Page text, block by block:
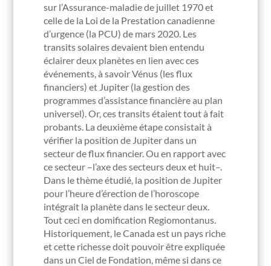
sur l’Assurance-maladie de juillet 1970 et
celle de la Loi de la Prestation canadienne
d’urgence (la PCU) de mars 2020. Les
transits solaires devaient bien entendu
éclairer deux planètes en lien avec ces
événements, à savoir Vénus (les flux
financiers) et Jupiter (la gestion des
programmes d’assistance financière au plan
universel). Or, ces transits étaient tout à fait
probants. La deuxième étape consistait à
vérifier la position de Jupiter dans un
secteur de flux financier. Ou en rapport avec
ce secteur –l’axe des secteurs deux et huit–.
Dans le thème étudié, la position de Jupiter
pour l’heure d’érection de l’horoscope
intégrait la planète dans le secteur deux.
Tout ceci en domification Regiomontanus.
Historiquement, le Canada est un pays riche
et cette richesse doit pouvoir être expliquée
dans un Ciel de Fondation, même si dans ce